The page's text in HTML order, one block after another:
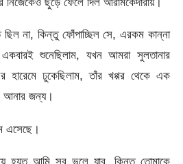
না, কিন্তু ফোঁপাচ্ছিল সে, এরকম কান্না
শুনেছিলাম, যখন আমরা সুলতানার
হারেমে ঢুকেছিলাম, তাঁর খপ্পর থেকে এক
আনার জন্য।
এসেছে।
হয়ত আমি সব ভুলে যাব, কিন্তু তোমাকে